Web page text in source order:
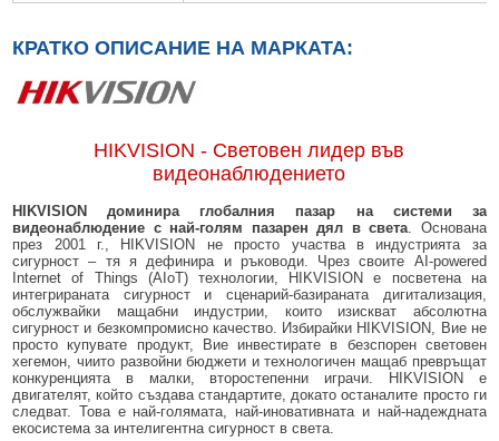
КРАТКО ОПИСАНИЕ НА МАРКАТА:
HIKVISION - Световен лидер във
видеонаблюдението
HIKVISION доминира глобалния пазар на системи за
видеонаблюдение с най-голям пазарен дял в света . Основана
през 2001 г., HIKVISION не просто участва в индустрията за
сигурност – тя я дефинира и ръководи. Чрез своите AI-powered
Internet of Things (AIoT) технологии, HIKVISION е посветена на
интегрираната сигурност и сценарий-базираната дигитализация,
обслужвайки мащабни индустрии, които изискват абсолютна
сигурност и безкомпромисно качество. Избирайки HIKVISION, Вие не
просто купувате продукт, Вие инвестирате в безспорен световен
хегемон, чиито развойни бюджети и технологичен мащаб превръщат
конкуренцията в малки, второстепенни играчи. HIKVISION е
двигателят, който създава стандартите, докато останалите просто ги
следват. Това е най-голямата, най-иновативната и най-надеждната
екосистема за интелигентна сигурност в света.